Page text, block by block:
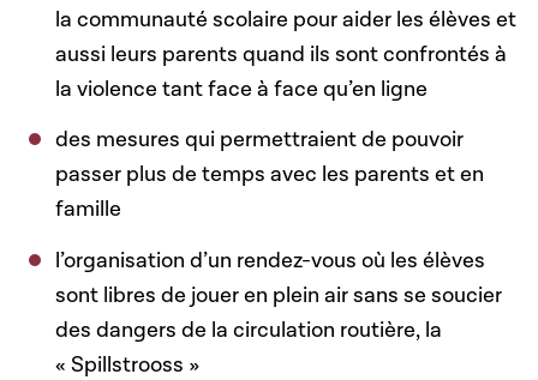
la communauté scolaire pour aider les élèves et
aussi leurs parents quand ils sont confrontés à
la violence tant face à face qu’en ligne
des mesures qui permettraient de pouvoir
passer plus de temps avec les parents et en
famille
l’organisation d’un rendez-vous où les élèves
sont libres de jouer en plein air sans se soucier
des dangers de la circulation routière, la
« Spillstrooss »